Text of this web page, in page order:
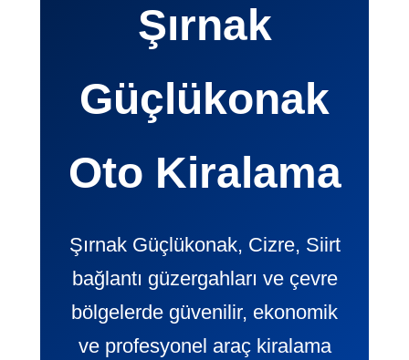
Şırnak
Güçlükonak
Oto Kiralama
Şırnak Güçlükonak, Cizre, Siirt
bağlantı güzergahları ve çevre
bölgelerde güvenilir, ekonomik
ve profesyonel araç kiralama